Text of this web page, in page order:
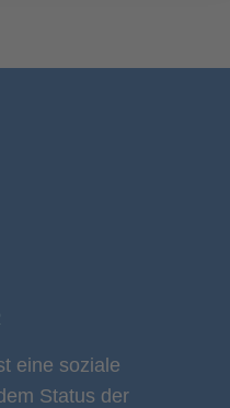
eine soziale
Status der